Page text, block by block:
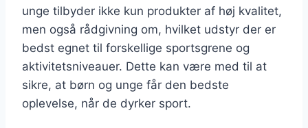
unge tilbyder ikke kun produkter af høj kvalitet,
men også rådgivning om, hvilket udstyr der er
bedst egnet til forskellige sportsgrene og
aktivitetsniveauer. Dette kan være med til at
sikre, at børn og unge får den bedste
oplevelse, når de dyrker sport.